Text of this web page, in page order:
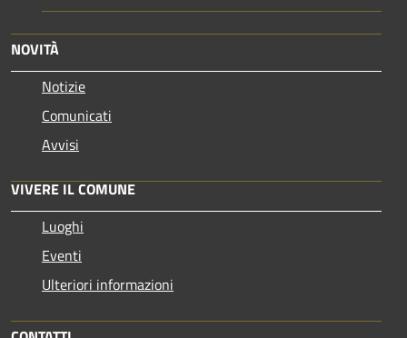
NOVITÀ
Notizie
Comunicati
Avvisi
VIVERE IL COMUNE
Luoghi
Eventi
Ulteriori informazioni